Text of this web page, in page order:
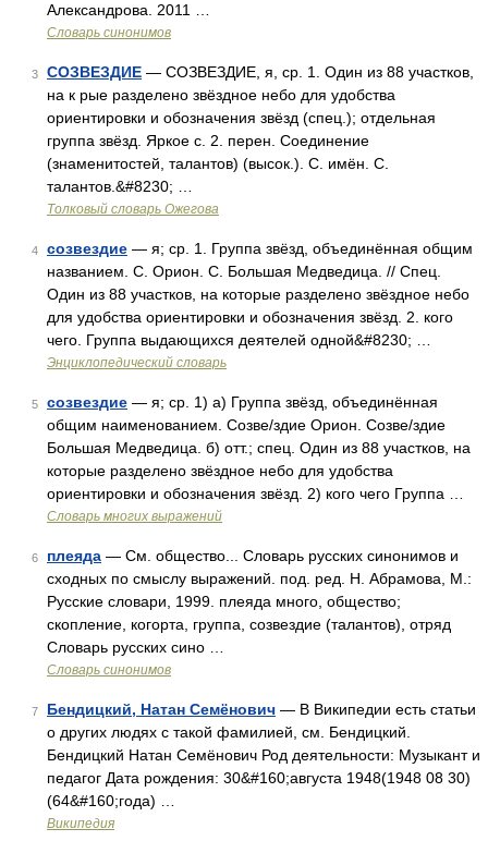
Александрова. 2011 …
Словарь синонимов
3 СОЗВЕЗДИЕ — СОЗВЕЗДИЕ, я, ср. 1. Один из 88 участков,
на к рые разделено звёздное небо для удобства
ориентировки и обозначения звёзд (спец.); отдельная
группа звёзд. Яркое с. 2. перен. Соединение
(знаменитостей, талантов) (высок.). С. имён. С.
талантов.&#8230; …
Толковый словарь Ожегова
4 созвездие — я; ср. 1. Группа звёзд, объединённая общим
названием. С. Орион. С. Большая Медведица. // Спец.
Один из 88 участков, на которые разделено звёздное небо
для удобства ориентировки и обозначения звёзд. 2. кого
чего. Группа выдающихся деятелей одной&#8230; …
Энциклопедический словарь
5 созвездие — я; ср. 1) а) Группа звёзд, объединённая
общим наименованием. Созве/здие Орион. Созве/здие
Большая Медведица. б) отт.; спец. Один из 88 участков, на
которые разделено звёздное небо для удобства
ориентировки и обозначения звёзд. 2) кого чего Группа …
Словарь многих выражений
6 плеяда — См. общество... Словарь русских синонимов и
сходных по смыслу выражений. под. ред. Н. Абрамова, М.:
Русские словари, 1999. плеяда много, общество;
скопление, когорта, группа, созвездие (талантов), отряд
Словарь русских сино …
Словарь синонимов
7 Бендицкий, Натан Семёнович — В Википедии есть статьи
о других людях с такой фамилией, см. Бендицкий.
Бендицкий Натан Семёнович Род деятельности: Музыкант и
педагог Дата рождения: 30&#160;августа 1948(1948 08 30)
(64&#160;года) …
Википедия